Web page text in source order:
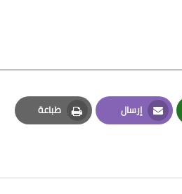
إرسال
Email
طباعة
Print